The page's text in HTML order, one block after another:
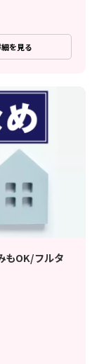
を見る
もOK/フルタ